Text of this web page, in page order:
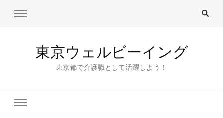
東京ウェルビーイング
東京都で介護職として活躍しよう！